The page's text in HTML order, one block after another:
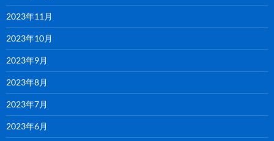
2023年11月
2023年10月
2023年9月
2023年8月
2023年7月
2023年6月